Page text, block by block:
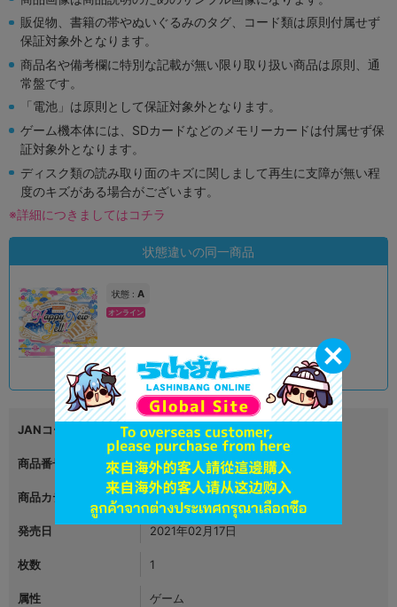
販促物、書籍の帯やぬいぐるみのタグ、コード類は原則付属せず
保証対象外となります。
商品名や備考欄に特別な記載が無い限り取り扱い商品は原則、通
常盤です。
「電池」は原則として保証対象外となります。
ゲーム機本体には、SDカードなどのメモリーカードは付属せず保
証対象外となります。
ディスク類の読み取り面のキズに関しまして再生に支障が無い程
度のキズがある場合がございます。
※詳細につきましてはコチラ
状態違いの同一商品
状態 : A
オンライン
在庫あり 790円 税込
JANコード 4549767120942
商品番号 L04206290
商品カテゴリ 映像・音楽
発売日 2021年02月17日
枚数 1
属性 ゲーム